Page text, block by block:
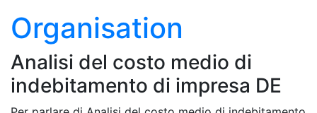
Organisation
Analisi del costo medio di
indebitamento di impresa DE